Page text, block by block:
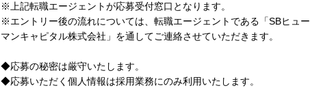
※上記転職エージェントが応募受付窓口となります。
※エントリー後の流れについては、転職エージェントである「SBヒュー
マンキャピタル株式会社」を通してご連絡させていただきます。
◆応募の秘密は厳守いたします。
◆応募いただく個人情報は採用業務にのみ利用いたします。